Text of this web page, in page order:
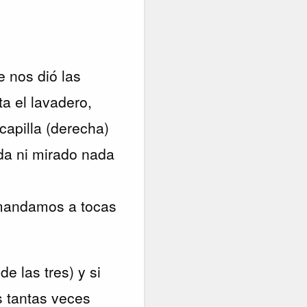
nos dió las
el lavadero,
(derecha)
ni mirado nada
a tocas
las tres) y si
tantas veces